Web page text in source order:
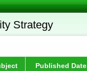
Strategy
Published Date